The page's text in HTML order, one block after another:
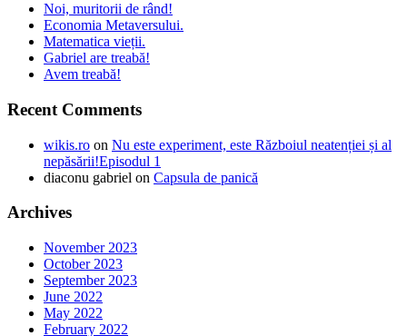
Noi, muritorii de rând!
Economia Metaversului.
Matematica vieții.
Gabriel are treabă!
Avem treabă!
Recent Comments
wikis.ro on Nu este experiment, este Războiul neatenției și al
nepăsării!Episodul 1
diaconu gabriel on Capsula de panică
Archives
November 2023
October 2023
September 2023
June 2022
May 2022
February 2022